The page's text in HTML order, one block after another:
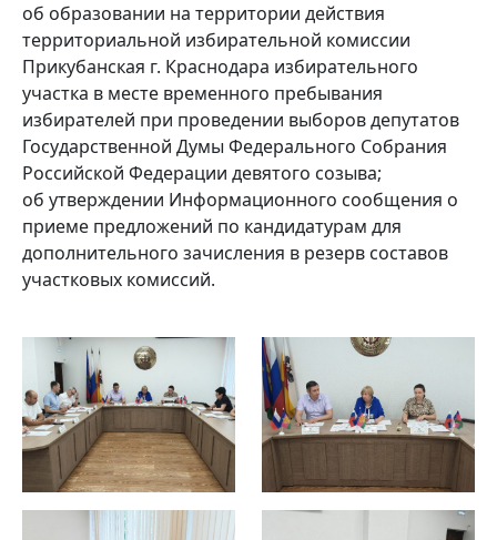
об образовании на территории действия
территориальной избирательной комиссии
Прикубанская г. Краснодара избирательного
участка в месте временного пребывания
избирателей при проведении выборов депутатов
Государственной Думы Федерального Собрания
Российской Федерации девятого созыва;
об утверждении Информационного сообщения о
приеме предложений по кандидатурам для
дополнительного зачисления в резерв составов
участковых комиссий.